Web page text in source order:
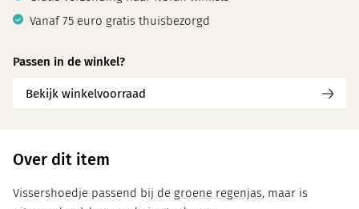
Vanaf 75 euro gratis thuisbezorgd
Passen in de winkel?
Bekijk winkelvoorraad
Over dit item
Vissershoedje passend bij de groene regenjas, maar is